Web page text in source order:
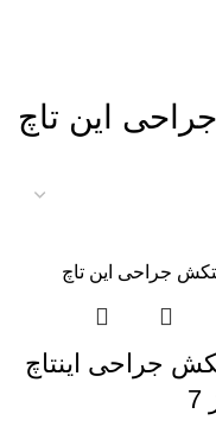
این تاچ
جراحی اینتاچ